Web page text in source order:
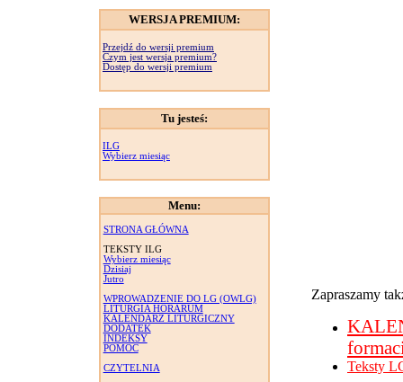
WERSJA PREMIUM:
Przejdź do wersji premium
Czym jest wersja premium?
Dostęp do wersji premium
Tu jesteś:
ILG
Wybierz miesiąc
Menu:
STRONA GŁÓWNA
TEKSTY ILG
Wybierz miesiąc
Dzisiaj
Jutro
WPROWADZENIE DO LG (OWLG)
LITURGIA HORARUM
KALENDARZ LITURGICZNY
DODATEK
INDEKSY
POMOC
CZYTELNIA
Zapraszamy
Teksty